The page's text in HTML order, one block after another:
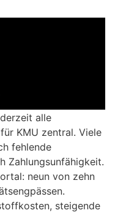
alle
KMU zentral. Viele
fehlende
Zahlungsunfähigkeit.
neun von zehn
steigende